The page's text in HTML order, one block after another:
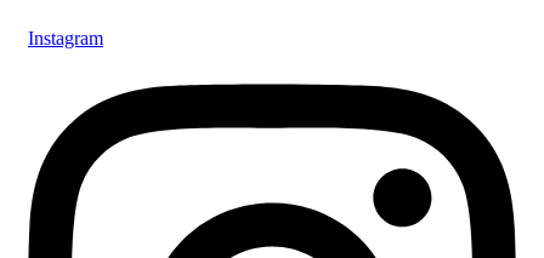
Instagram